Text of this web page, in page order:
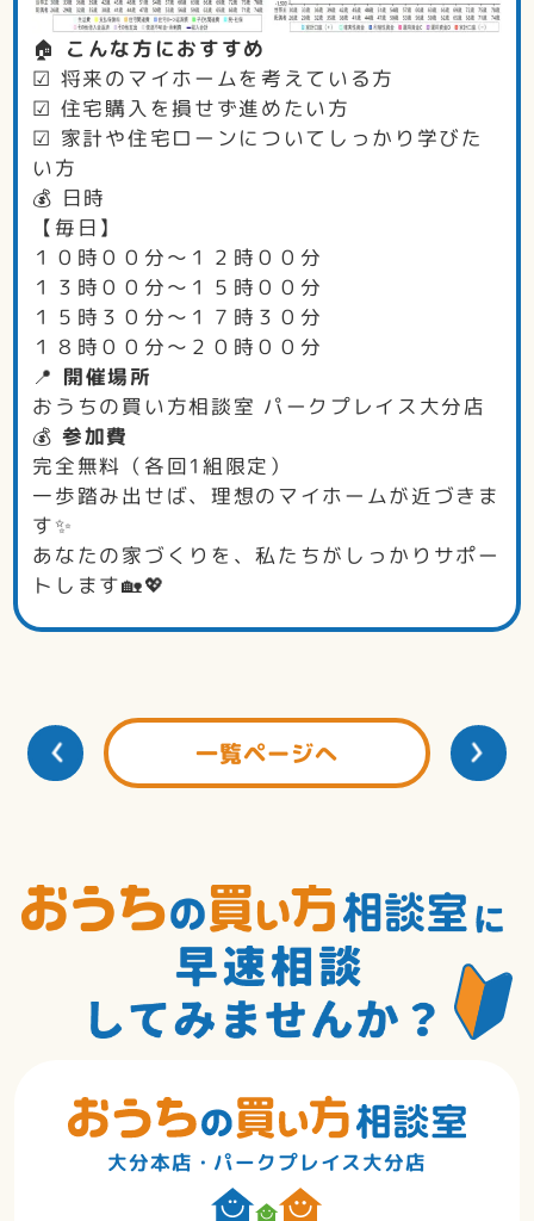
🏠 こんな方におすすめ
☑ 将来のマイホームを考えている方
☑ 住宅購入を損せず進めたい方
☑ 家計や住宅ローンについてしっかり学びた
い方
💰 日時
【毎日】
１０時００分～１２時００分
１３時００分～１５時００分
１５時３０分～１７時３０分
１８時００分～２０時００分
📍 開催場所
おうちの買い方相談室 パークプレイス大分店
💰 参加費
完全無料（各回1組限定）
一歩踏み出せば、理想のマイホームが近づきま
す✨
あなたの家づくりを、私たちがしっかりサポー
トします🏡💖
一覧ページへ
大分本店・パークプレイス大分店